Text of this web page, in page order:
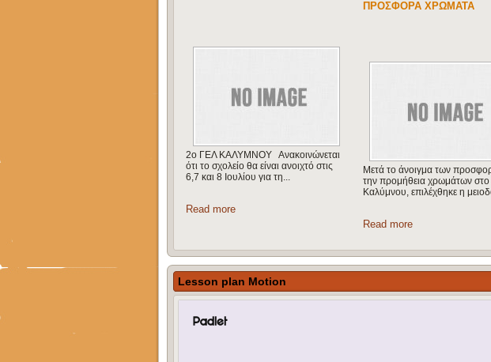
ισχύουσα νομοθεσία ,όλοι οι
υποψήφιοι που επιθυμούν να...
ΑΠΟΧΑΙΡΈΤΗΣΑΝ ΤΟΥΣ
toys-kalymnioys-symmat...
Read more
Lesson plan Motion